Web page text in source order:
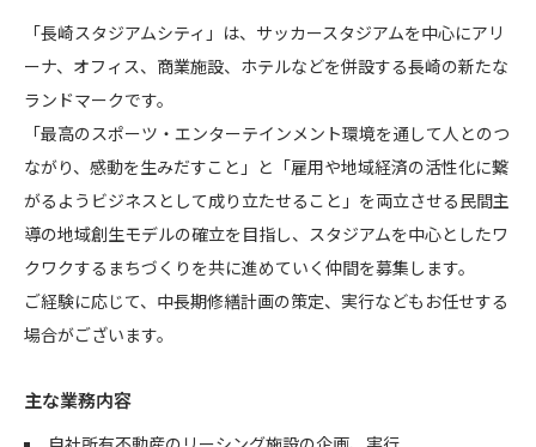
「長崎スタジアムシティ」は、サッカースタジアムを中心にアリ
ーナ、オフィス、商業施設、ホテルなどを併設する長崎の新たな
ランドマークです。
「最高のスポーツ・エンターテインメント環境を通して人とのつ
ながり、感動を生みだすこと」と「雇用や地域経済の活性化に繋
がるようビジネスとして成り立たせること」を両立させる民間主
導の地域創生モデルの確立を目指し、スタジアムを中心としたワ
クワクするまちづくりを共に進めていく仲間を募集します。
ご経験に応じて、中長期修繕計画の策定、実行などもお任せする
場合がございます。
主な業務内容